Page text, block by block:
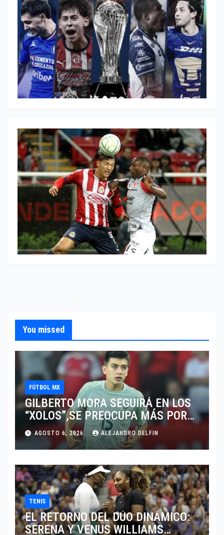
You missed
FÚTBOL MX
GILBERTO MORA SEGUIRÁ EN LOS
“XOLOS”,SE PREOCUPA MÁS POR
JUGAR EN SU EQUIPO.
AGOSTO 6, 2026 ALEJANDRO DELFIN
TENIS
EL RETORNO DEL DÚO DINÁMICO:
SERENA Y VENUS WILLIAMS